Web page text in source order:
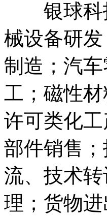
银球科技
械设备研
制造；汽
工；磁性
许可类化
部件销售
流、技术
理；货物